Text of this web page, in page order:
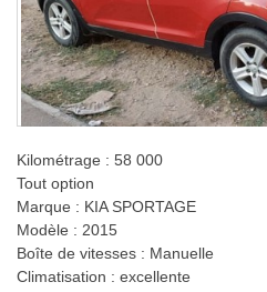
Kilométrage : 58 000
Tout option
Marque : KIA SPORTAGE
Modèle : 2015
Boîte de vitesses : Manuelle
Climatisation : excellente